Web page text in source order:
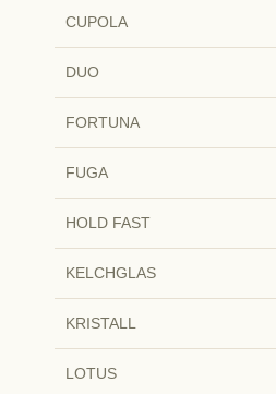
CUPOLA
DUO
FORTUNA
FUGA
HOLD FAST
KELCHGLAS
KRISTALL
LOTUS